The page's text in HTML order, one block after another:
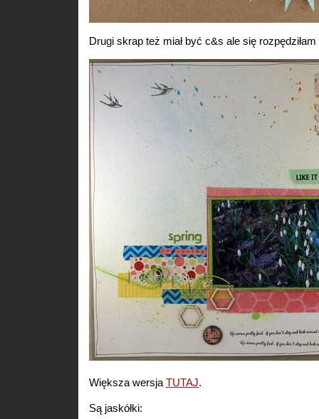
Drugi skrap też miał być c&s ale się
Większa wersja TUTAJ.
Są jaskółki: